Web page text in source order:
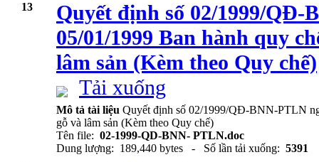
13
Quyết định số 02/1999/QĐ-
05/01/1999 Ban hành quy
lâm sản (Kèm theo Quy chế)
Tải xuống
Mô tả tài liệu Quyết định số 02/1999/QĐ-BNN-PTLN
gỗ và lâm sản (Kèm theo Quy chế)
Tên file: 02-1999-QD-BNN- PTLN.doc
Dung lượng: 189,440 bytes - Số lần tải xuống: 5391